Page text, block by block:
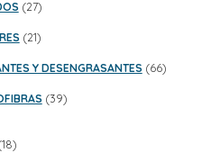
productos
2727
2121
Y DESENGRASANTES 6666
3939
1818